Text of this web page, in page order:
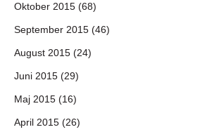
Oktober 2015 (68)
September 2015 (46)
August 2015 (24)
Juni 2015 (29)
Maj 2015 (16)
April 2015 (26)